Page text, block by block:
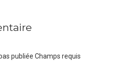
publiée Champs requis